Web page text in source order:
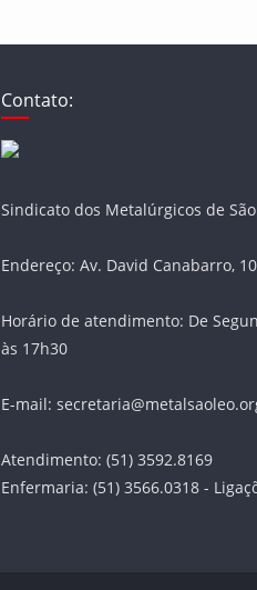
Contato:
Sindicato dos Metalúrgicos de
Endereço: Av. David Canabarro,
Horário de atendimento: De
às 17h30
E-mail:
Atendimento: (51) 3592.8169
Enfermaria: (51) 3566.0318 -